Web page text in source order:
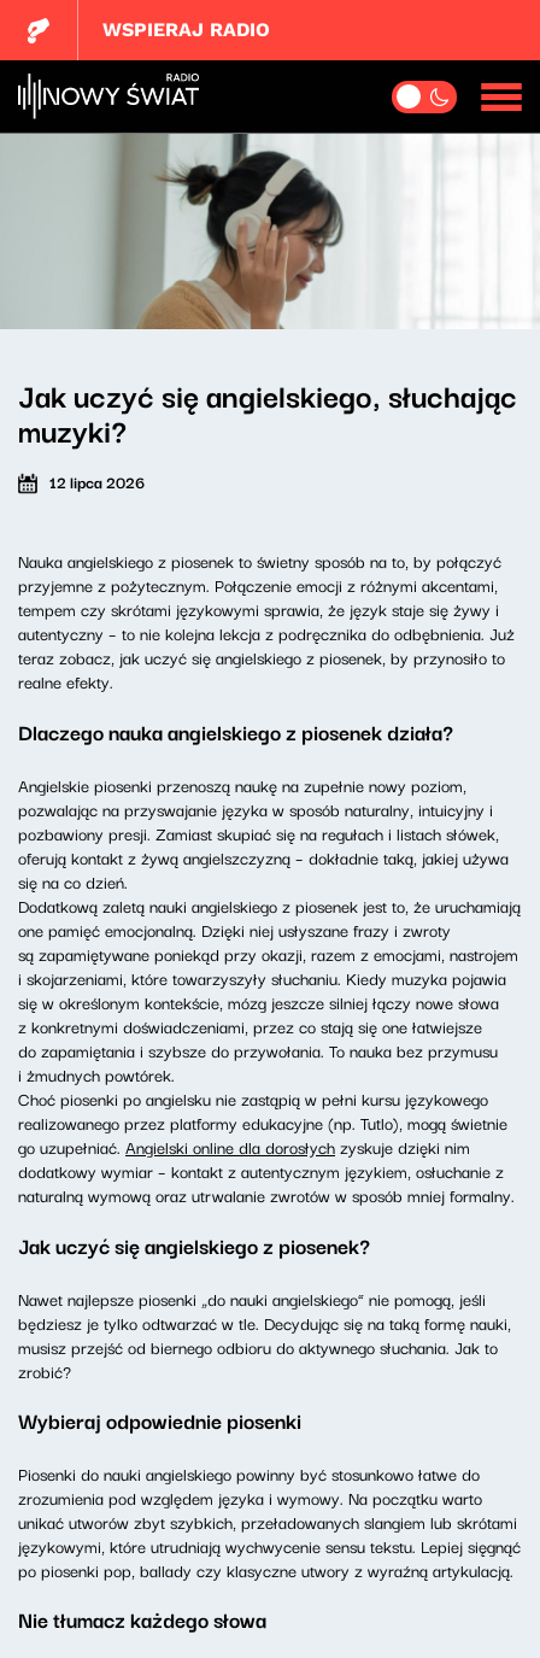
WSPIERAJ RADIO
Jak uczyć się angielskiego, słuchając
muzyki?
12 lipca 2026
Nauka angielskiego z piosenek to świetny sposób na to, by połączyć
przyjemne z pożytecznym. Połączenie emocji z różnymi akcentami,
tempem czy skrótami językowymi sprawia, że język staje się żywy i
autentyczny – to nie kolejna lekcja z podręcznika do odbębnienia. Już
teraz zobacz, jak uczyć się angielskiego z piosenek, by przynosiło to
realne efekty.
Dlaczego nauka angielskiego z piosenek działa?
Angielskie piosenki przenoszą naukę na zupełnie nowy poziom,
pozwalając na przyswajanie języka w sposób naturalny, intuicyjny i
pozbawiony presji. Zamiast skupiać się na regułach i listach słówek,
oferują kontakt z żywą angielszczyzną – dokładnie taką, jakiej używa
się na co dzień.
Dodatkową zaletą nauki angielskiego z piosenek jest to, że uruchamiają
one pamięć emocjonalną. Dzięki niej usłyszane frazy i zwroty
są zapamiętywane poniekąd przy okazji, razem z emocjami, nastrojem
i skojarzeniami, które towarzyszyły słuchaniu. Kiedy muzyka pojawia
się w określonym kontekście, mózg jeszcze silniej łączy nowe słowa
z konkretnymi doświadczeniami, przez co stają się one łatwiejsze
do zapamiętania i szybsze do przywołania. To nauka bez przymusu
i żmudnych powtórek.
Choć piosenki po angielsku nie zastąpią w pełni kursu językowego
realizowanego przez platformy edukacyjne (np. Tutlo), mogą świetnie
go uzupełniać. Angielski online dla dorosłychzyskuje dzięki nim
dodatkowy wymiar – kontakt z autentycznym językiem, osłuchanie z
naturalną wymową oraz utrwalanie zwrotów w sposób mniej formalny.
Jak uczyć się angielskiego z piosenek?
Nawet najlepsze piosenki „do nauki angielskiego” nie pomogą, jeśli
będziesz je tylko odtwarzać w tle. Decydując się na taką formę nauki,
musisz przejść od biernego odbioru do aktywnego słuchania. Jak to
zrobić?
Wybieraj odpowiednie piosenki
Piosenki do nauki angielskiego powinny być stosunkowo łatwe do
zrozumienia pod względem języka i wymowy. Na początku warto
unikać utworów zbyt szybkich, przeładowanych slangiem lub skrótami
językowymi, które utrudniają wychwycenie sensu tekstu. Lepiej sięgnąć
po piosenki pop, ballady czy klasyczne utwory z wyraźną artykulacją.
Nie tłumacz każdego słowa